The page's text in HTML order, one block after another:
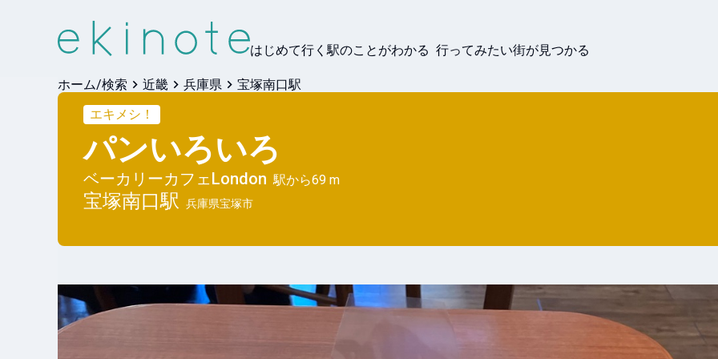
はじめて行く駅のことがわかる 行ってみたい街が見つかる
ホーム/検索 近畿 兵庫県
宝塚南口駅
エキメシ！
パンいろいろ
ベーカリーカフェLondon 駅から69 m
宝塚南口駅 兵庫県宝塚市